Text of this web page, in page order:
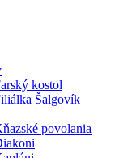
kostol
Šalgovík
povolania